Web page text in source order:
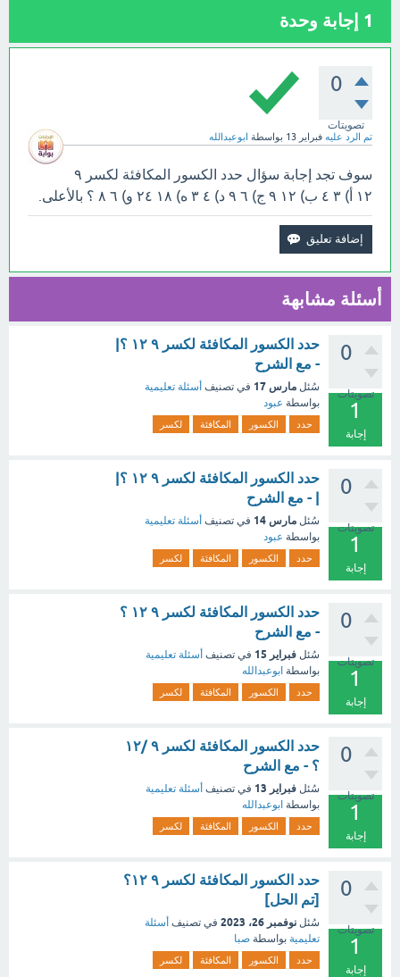
1 إجابة وحدة
0
تصويتات
تم الرد عليه فبراير 13 بواسطة ابوعبدالله
سوف تجد إجابة سؤال حدد الكسور المكافئة لكسر ٩
١٢ أ) ٣ ٤ ب) ١٢ ٩ ج) ٦ ٩ د) ٤ ٣ ه) ١٨ ٢٤ و) ٦ ٨ ؟ بالأعلى.
أسئلة مشابهة
0
تصويتات
1
إجابة
حدد الكسور المكافئة لكسر ٩ ١٢ ؟|
- مع الشرح
سُئل مارس 17 في تصنيف أسئلة تعليمية
بواسطة عبود
حدد الكسور المكافئة لكسر
0
تصويتات
1
إجابة
حدد الكسور المكافئة لكسر ٩ ١٢ ؟|
| - مع الشرح
سُئل مارس 14 في تصنيف أسئلة تعليمية
بواسطة عبود
حدد الكسور المكافئة لكسر
0
تصويتات
1
إجابة
حدد الكسور المكافئة لكسر ٩ ١٢ ؟
- مع الشرح
سُئل فبراير 15 في تصنيف أسئلة تعليمية
بواسطة ابوعبدالله
حدد الكسور المكافئة لكسر
0
تصويتات
1
إجابة
حدد الكسور المكافئة لكسر ٩ /١٢
؟ - مع الشرح
سُئل فبراير 13 في تصنيف أسئلة تعليمية
بواسطة ابوعبدالله
حدد الكسور المكافئة لكسر
0
تصويتات
1
إجابة
حدد الكسور المكافئة لكسر ٩ ١٢؟
[تم الحل]
سُئل نوفمبر 26، 2023 في تصنيف أسئلة
تعليمية بواسطة صبا
حدد الكسور المكافئة لكسر